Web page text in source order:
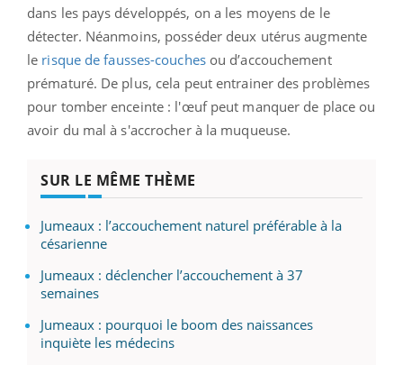
dans les pays développés, on a les moyens de le
détecter. Néanmoins, posséder deux utérus augmente
le risque de fausses-couchesou d’accouchement
prématuré. De plus, cela peut entrainer des problèmes
pour tomber enceinte : l'œuf peut manquer de place ou
avoir du mal à s'accrocher à la muqueuse.
SUR LE MÊME THÈME
Jumeaux : l’accouchement naturel préférable à la
césarienne
Jumeaux : déclencher l’accouchement à 37
semaines
Jumeaux : pourquoi le boom des naissances
inquiète les médecins